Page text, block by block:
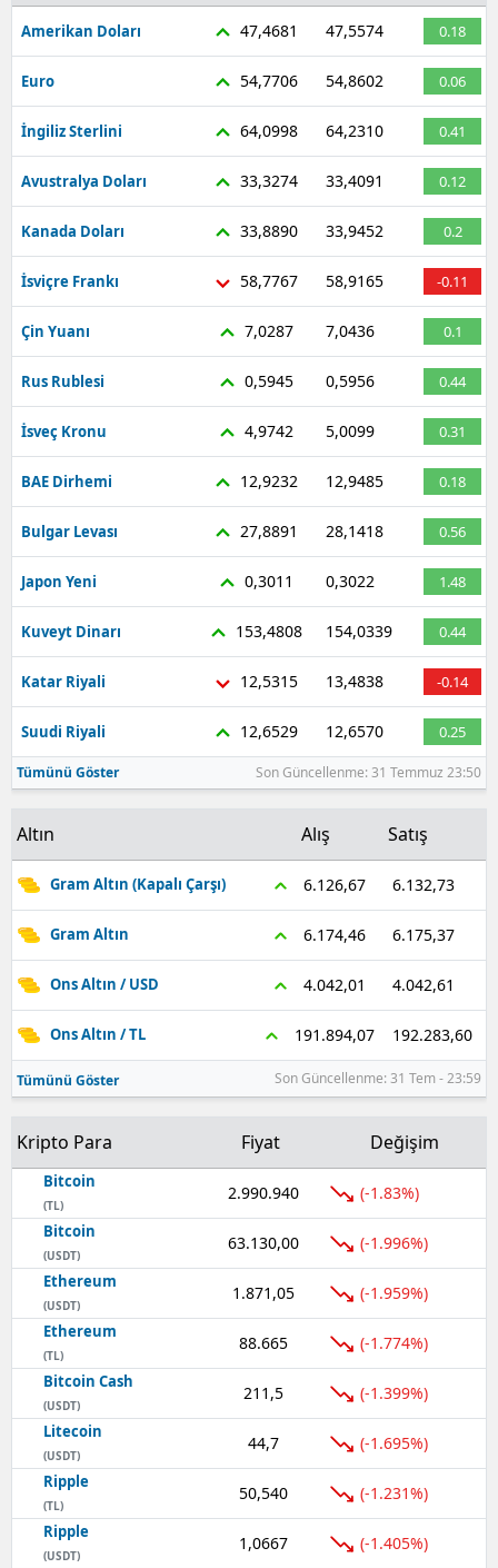
Amerikan Doları 47,4681 47,5574 0.18
Euro 54,7706 54,8602 0.06
İngiliz Sterlini 64,0998 64,2310 0.41
Avustralya Doları 33,3274 33,4091 0.12
Kanada Doları 33,8890 33,9452 0.2
İsviçre Frankı 58,7767 58,9165 -0.11
Çin Yuanı 7,0287 7,0436 0.1
Rus Rublesi 0,5945 0,5956 0.44
İsveç Kronu 4,9742 5,0099 0.31
BAE Dirhemi 12,9232 12,9485 0.18
Bulgar Levası 27,8891 28,1418 0.56
Japon Yeni 0,3011 0,3022 1.48
Kuveyt Dinarı 153,4808 154,0339 0.44
Katar Riyali 12,5315 13,4838 -0.14
Suudi Riyali 12,6529 12,6570 0.25
Tümünü Göster Son Güncellenme: 31 Temmuz 23:50
Altın Alış Satış
Gram Altın (Kapalı Çarşı) 6.126,67 6.132,73
Gram Altın 6.174,46 6.175,37
Ons Altın / USD 4.042,01 4.042,61
Ons Altın / TL 191.894,07 192.283,60
Tümünü Göster Son Güncellenme: 31 Tem - 23:59
Kripto Para Fiyat Değişim
Bitcoin
(TL)
2.990.940 (-1.83%)
Bitcoin
(USDT)
63.130,00 (-1.996%)
Ethereum
(USDT)
1.871,05 (-1.959%)
Ethereum
(TL)
88.665 (-1.774%)
Bitcoin Cash
(USDT)
211,5 (-1.399%)
Litecoin
(USDT)
44,7 (-1.695%)
Ripple
(TL)
50,540 (-1.231%)
Ripple
(USDT)
1,0667 (-1.405%)